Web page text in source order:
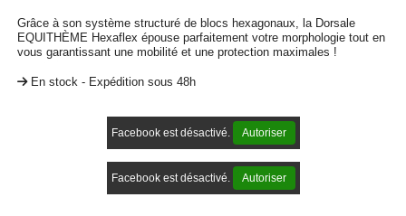
Grâce à son système structuré de blocs hexagonaux, la Dorsale
EQUITHÈME Hexaflex épouse parfaitement votre morphologie tout en
vous garantissant une mobilité et une protection maximales !
En stock - Expédition sous 48h
Facebook est désactivé. Autoriser
Facebook est désactivé. Autoriser